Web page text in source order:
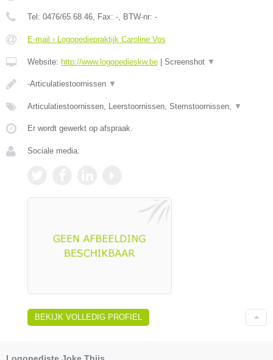
Tel: 0476/65.68.46, Fax: -, BTW-nr: -
E-mail › Logopediepraktijk Caroline Vos
Website: http://www.logopedieskw.be Screenshot ▼
-Articulatiestoornissen ▼
Articulatiestoornissen, Leerstoornissen, Stemstoornissen, ▼
Er wordt gewerkt op afspraak.
Sociale media:
BEKIJK VOLLEDIG PROFIEL
Logopediste Joke Thijs